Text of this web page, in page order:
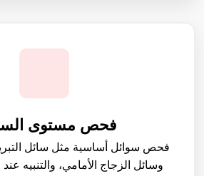
فحص مستوى
فحص سوائل أساسية مثل سائل
وسائل الزجاج الأمامي، والتنبيه عند